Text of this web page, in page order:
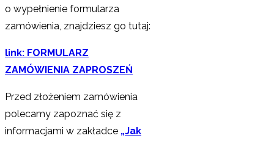
o wypełnienie formularza
zamówienia, znajdziesz go tutaj:
link: FORMULARZ
ZAMÓWIENIA ZAPROSZEŃ
Przed złożeniem zamówienia
polecamy zapoznać się z
informacjami w zakładce „Jak